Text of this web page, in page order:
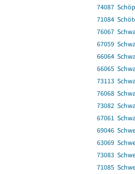
74087
71084
76067
67059
66064
66065
73113
76068
73082
67061
69046
63069
73083
71085